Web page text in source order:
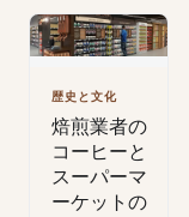
ンテナのテス
ト：コーヒー
と食品保存の
効果、手入
れ、コスパ評
価。
歴史と文化
焙煎業者の
コーヒーと
スーパーマ
ーケットの